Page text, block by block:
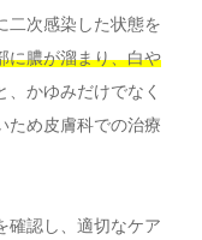
二次感染した状態を
に膿が溜まり、白や
、かゆみだけでなく
ため皮膚科での治療
確認し、適切なケア